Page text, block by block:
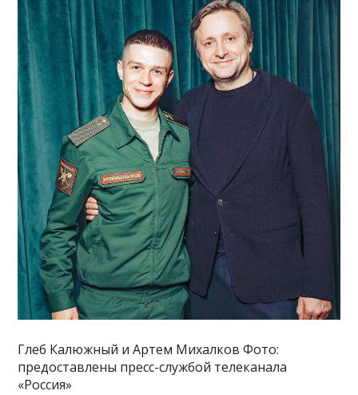
Глеб Калюжный и Артем Михалков Фото:
предоставлены пресс-службой телеканала
«Россия»